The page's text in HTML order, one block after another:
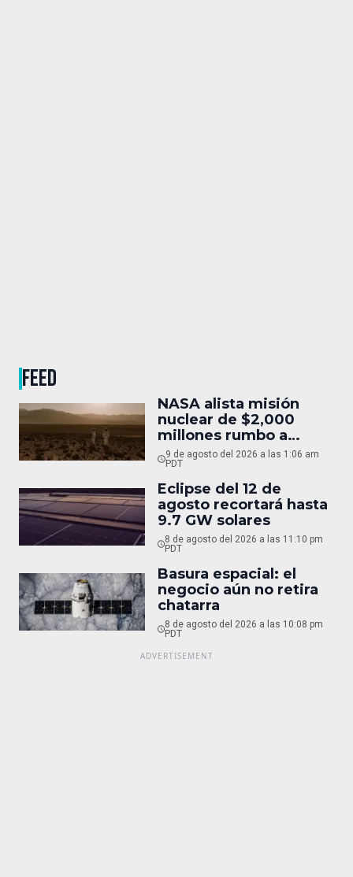
FEED
NASA alista misión
nuclear de $2,000
millones rumbo a
Marte
9 de agosto del 2026 a las 1:06 am
PDT
Eclipse del 12 de
agosto recortará hasta
9.7 GW solares
8 de agosto del 2026 a las 11:10 pm
PDT
Basura espacial: el
negocio aún no retira
chatarra
8 de agosto del 2026 a las 10:08 pm
PDT